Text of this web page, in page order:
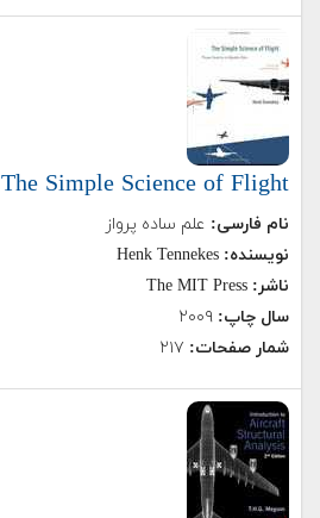
The Simple Science of Flight
نام فارسی: علم ساده پرواز
نویسنده: Henk Tennekes
ناشر:
سال چاپ:
شمار صفحات: